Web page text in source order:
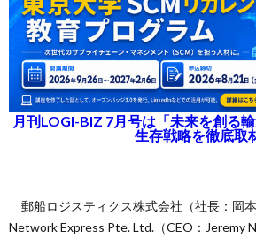
月刊LOGI-BIZ 7月号は「未来を創る
生存戦略を徹底取
郵船ロジスティクス株式会社（社長：岡
Network Express Pte. Ltd.（CEO：Jeremy